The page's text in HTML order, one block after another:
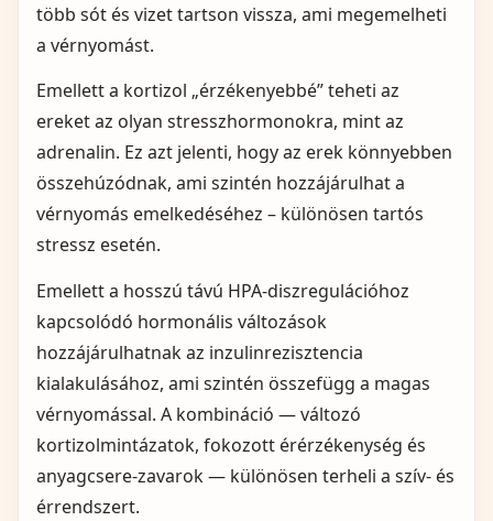
több sót és vizet tartson vissza, ami megemelheti
a vérnyomást.
Emellett a kortizol „érzékenyebbé” teheti az
ereket az olyan stresszhormonokra, mint az
adrenalin. Ez azt jelenti, hogy az erek könnyebben
összehúzódnak, ami szintén hozzájárulhat a
vérnyomás emelkedéséhez – különösen tartós
stressz esetén.
Emellett a hosszú távú HPA‑diszregulációhoz
kapcsolódó hormonális változások
hozzájárulhatnak az inzulinrezisztencia
kialakulásához, ami szintén összefügg a magas
vérnyomással. A kombináció — változó
kortizolmintázatok, fokozott érérzékenység és
anyagcsere‑zavarok — különösen terheli a szív‑ és
érrendszert.